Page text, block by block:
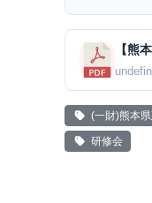
(一財)熊本
研修会